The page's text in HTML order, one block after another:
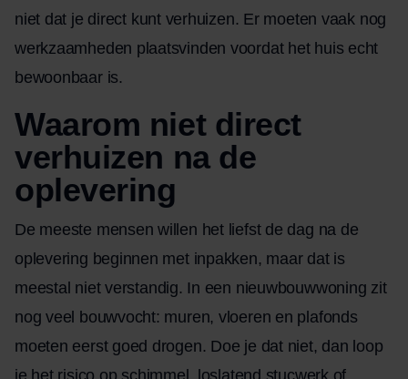
niet dat je direct kunt verhuizen. Er moeten vaak nog
werkzaamheden plaatsvinden voordat het huis echt
bewoonbaar is.
Waarom niet direct
verhuizen na de
oplevering
De meeste mensen willen het liefst de dag na de
oplevering beginnen met inpakken, maar dat is
meestal niet verstandig. In een nieuwbouwwoning zit
nog veel bouwvocht: muren, vloeren en plafonds
moeten eerst goed drogen. Doe je dat niet, dan loop
je het risico op schimmel, loslatend stucwerk of